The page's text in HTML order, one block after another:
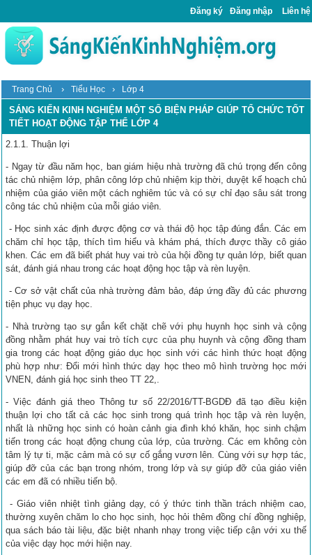
Đăng ký Đăng nhập Liên hệ
Trang Chủ › Tiểu Học › Lớp 4
SÁNG KIẾN KINH NGHIỆM MỘT SỐ BIỆN PHÁP GIÚP TỔ CHỨC TỐT
TIẾT HOẠT ĐỘNG TẬP THỂ LỚP 4
2.1.1. Thuận lợi
- Ngay từ đầu năm học, ban giám hiệu nhà trường đã chú trọng đến công
tác chủ nhiệm lớp, phân công lớp chủ nhiệm kịp thời, duyệt kế hoạch chủ
nhiệm của giáo viên một cách nghiêm túc và có sự chỉ đạo sâu sát trong
công tác chủ nhiệm của mỗi giáo viên.
- Học sinh xác định được động cơ và thái độ học tập đúng đắn. Các em
chăm chỉ học tập, thích tìm hiểu và khám phá, thích được thầy cô giáo
khen. Các em đã biết phát huy vai trò của hội đồng tự quản lớp, biết quan
sát, đánh giá nhau trong các hoạt động học tập và rèn luyện.
- Cơ sở vật chất của nhà trường đảm bảo, đáp ứng đầy đủ các phương
tiện phục vụ dạy học.
- Nhà trường tạo sự gắn kết chặt chẽ với phụ huynh học sinh và cộng
đồng nhằm phát huy vai trò tích cực của phụ huynh và cộng đồng tham
gia trong các hoạt động giáo dục học sinh với các hình thức hoạt động
phù hợp như: Đổi mới hình thức dạy học theo mô hình trường học mới
VNEN, đánh giá học sinh theo TT 22,.
- Việc đánh giá theo Thông tư số 22/2016/TT-BGDĐ đã tạo điều kiện
thuận lợi cho tất cả các học sinh trong quá trình học tập và rèn luyện,
nhất là những học sinh có hoàn cảnh gia đình khó khăn, học sinh chậm
tiến trong các hoạt động chung của lớp, của trường. Các em không còn
tâm lý tự ti, mặc cảm mà có sự cố gắng vươn lên. Cùng với sự hợp tác,
giúp đỡ của các bạn trong nhóm, trong lớp và sự giúp đỡ của giáo viên
các em đã có nhiều tiến bộ.
- Giáo viên nhiệt tình giảng dạy, có ý thức tinh thần trách nhiệm cao,
thường xuyên chăm lo cho học sinh, học hỏi thêm đồng chí đồng nghiệp,
qua sách báo tài liệu, đặc biệt nhanh nhạy trong việc tiếp cận với xu thế
của việc dạy học mới hiện nay.